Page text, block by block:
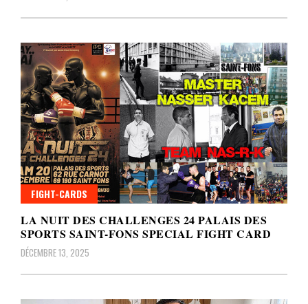
FIGHT-CARDS
LA NUIT DES CHALLENGES 24 PALAIS DES
SPORTS SAINT-FONS SPECIAL FIGHT CARD
DÉCEMBRE 13, 2025